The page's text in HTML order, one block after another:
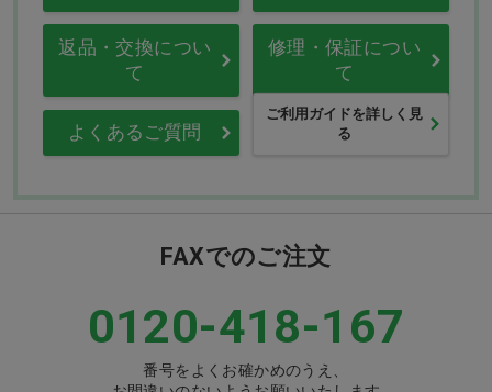
返品・交換につい
て
修理・保証につい
て
よくあるご質問
ご利用ガイドを詳しく見
る
FAXでのご注文
0120-418-167
番号をよくお確かめのうえ、